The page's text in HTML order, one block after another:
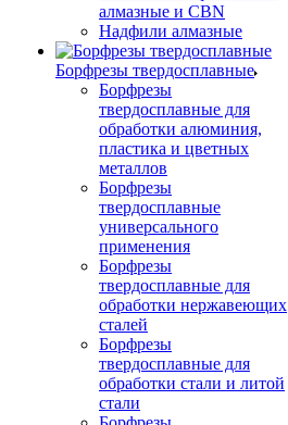
алмазные и CBN
Надфили алмазные
Борфрезы твердосплавные
Борфрезы
твердосплавные для
обработки алюминия,
пластика и цветных
металлов
Борфрезы
твердосплавные
универсального
применения
Борфрезы
твердосплавные для
обработки нержавеющих
сталей
Борфрезы
твердосплавные для
обработки стали и литой
стали